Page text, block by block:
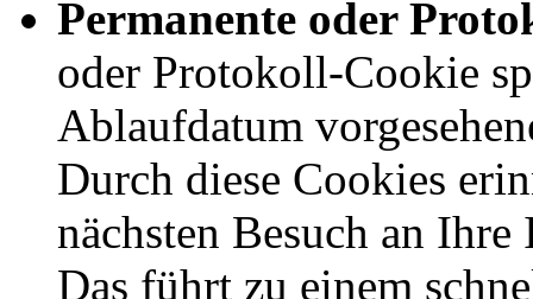
Permanente oder
oder Protokoll-Cookie
Ablaufdatum
Durch diese Cookies
nächsten Besuch an
Das führt zu einem